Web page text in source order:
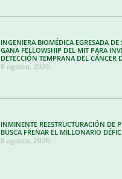
INGENIERA BIOMÉDICA EGRESADA
GANA FELLOWSHIP DEL MIT PARA
DETECCIÓN TEMPRANA DEL CÁNCER
8 agosto, 2026
INMINENTE REESTRUCTURACIÓN DE
BUSCA FRENAR EL MILLONARIO
8 agosto, 2026